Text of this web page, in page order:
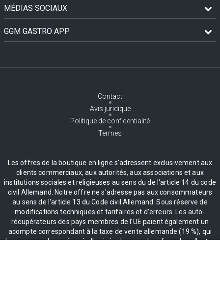
MÉDIAS SOCIAUX
GGM GASTRO APP
Contact
Avis juridique
Politique de confidentialité
Termes
Les offres de la boutique en ligne s'adressent exclusivement aux
clients commerciaux, aux autorités, aux associations et aux
institutions sociales et religieuses au sens du de l'article 14 du code
civil Allemand. Notre offre ne s'adresse pas aux consommateurs
au sens de l'article 13 du Code civil Allemand. Sous réserve de
modifications techniques et tarifaires et d'erreurs. Les auto-
récupérateurs des pays membres de l'UE paient également un
acompte correspondant à la taxe de vente allemande (19 %), qui
leur sera remboursé après l'arrivée des marchandises dans l'autre